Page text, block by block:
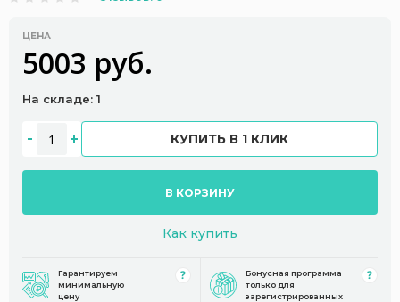
ЦЕНА
5003 руб.
На складе: 1
КУПИТЬ В 1 КЛИК
В КОРЗИНУ
Как купить
Гарантируем
минимальную
цену
Бонусная программа
только для
зарегистрированных